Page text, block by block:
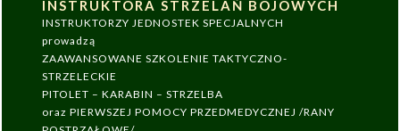
INSTRUKTORA STRZELAŃ BOJOWYCH
INSTRUKTORZY JEDNOSTEK SPECJALNYCH
prowadzą
ZAAWANSOWANE SZKOLENIE TAKTYCZNO-
STRZELECKIE
PITOLET – KARABIN – STRZELBA
oraz PIERWSZEJ POMOCY PRZEDMEDYCZNEJ /RANY